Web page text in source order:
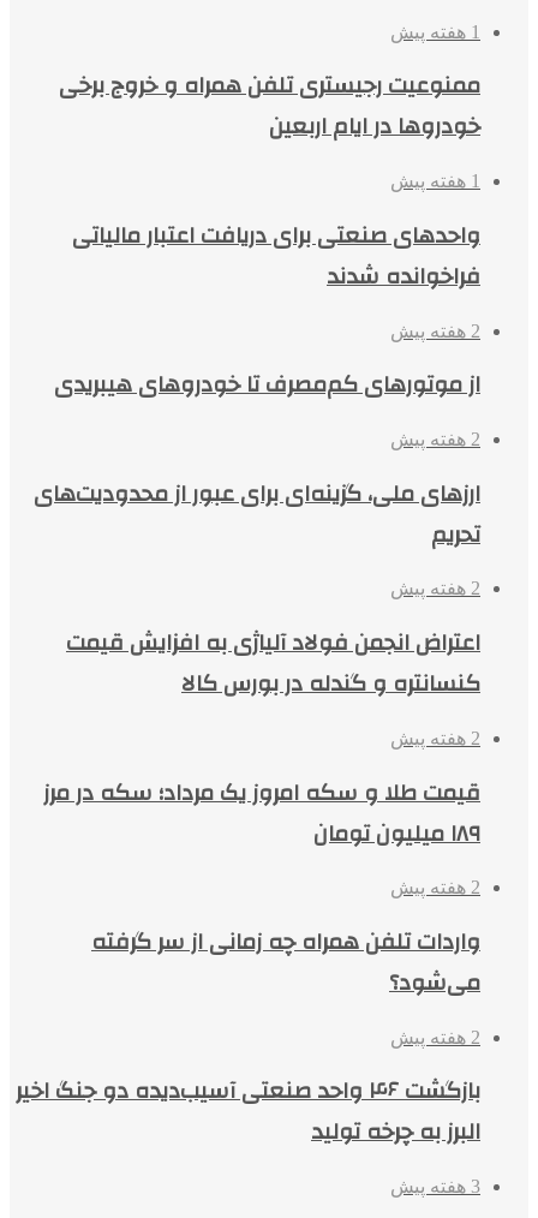
1 هفته پیش
ممنوعیت رجیستری تلفن همراه و خروج برخی
خودروها در ایام اربعین
1 هفته پیش
واحدهای صنعتی برای دریافت اعتبار مالیاتی
فراخوانده شدند
2 هفته پیش
از موتورهای کم‌مصرف تا خودروهای هیبریدی
2 هفته پیش
ارزهای ملی، گزینه‌ای برای عبور از محدودیت‌های
تحریم
2 هفته پیش
اعتراض انجمن فولاد آلیاژی به افزایش قیمت
کنسانتره و گندله در بورس کالا
2 هفته پیش
قیمت طلا و سکه امروز یک مرداد؛ سکه در مرز
۱۸۹ میلیون تومان
2 هفته پیش
واردات تلفن همراه چه زمانی از سر گرفته
می‌شود؟
2 هفته پیش
بازگشت ۴۶ واحد صنعتی آسیب‌دیده دو جنگ اخیر
البرز به چرخه تولید
3 هفته پیش